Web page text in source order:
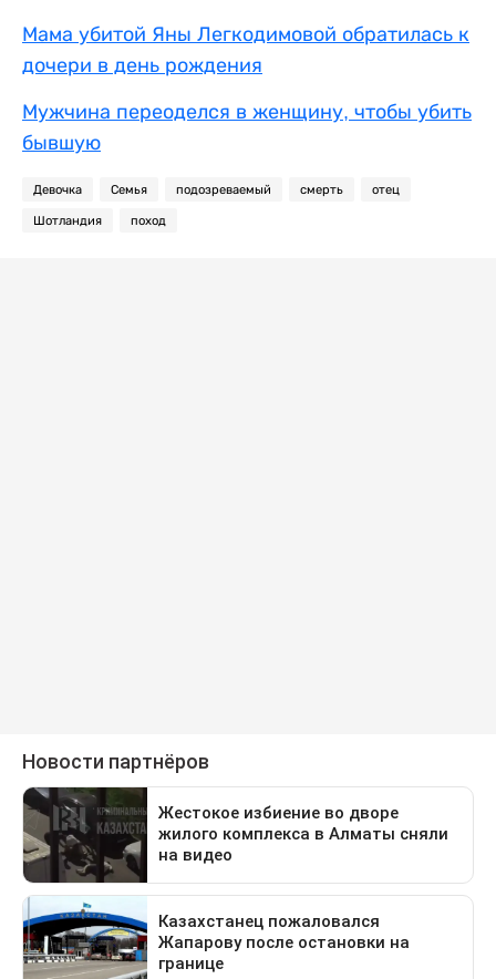
Мама убитой Яны Легкодимовой обратилась к
дочери в день рождения
Мужчина переоделся в женщину, чтобы убить
бывшую
Девочка Семья подозреваемый смерть отец
Шотландия поход